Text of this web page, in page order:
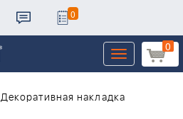
0
0
Toggle
navigation
Декоративная накладка